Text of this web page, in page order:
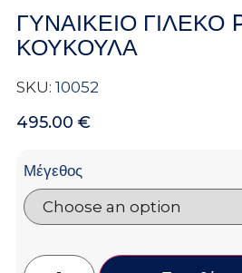
ΓΥΝΑΙΚΕΙΟ ΓΙΛΕΚΟ
ΚΟΥΚΟΥΛΑ
SKU: 10052
495.00 €
Μέγεθος